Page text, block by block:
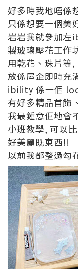
好多時我地唔係
只係想要一個美
岩岩我就參加左
製玻璃壓花工作
用乾花、珠片等
放係屋企即時充
ibility 係一個
有好多精品首飾
我最鍾意佢地會
小班教學, 可以
好美麗既東西!!
以前我都整過勾